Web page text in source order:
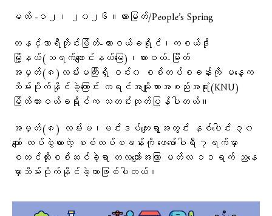
မတ် -၁၂၊ ၂၀၂၆။ထားမြတ်/People’s Spring
တနင်္သာရီတိုင်းမြိတ်-ထားဝယ်ခရိုင်၊ကစယ်ဒို
မြို့နယ်(သရက်ချောင်းနယ်မြေ)၊ထားဝယ်-မြိတ်
အမှတ်(၈)လမ်းမကြီးရှိ ဝင်း၀ စစ်တပ်စခန်းကို မနေ့က
သိမ်းပိုက်နိုင်ခဲ့ကြောင်း ကရင်အမျိုးသားအစည်းအရုံး(KNU)
မြိတ်ထားဝယ်ခရိုင်က သတင်းထုတ်ပြန်ပါတယ်။
အမှတ်(၈) လမ်းမ၊မင်းဒပ်ကျေးရွာအတွင်း နှစ်ပေါင်း ၃၀
ကျော် တပ်စွဲထားတဲ့ စစ်တပ်စခန်းကို ဖေဖော်ဝါရီ ၇ရက်မှာ
စတင်ထိုးစစ်ဆင်ခဲ့ရာ တလကျော်အကြာ မတ်လ ၁၁ရက် ညနေ
မှာသိမ်းပိုက်နိုင်ခဲ့တာဖြစ်ပါတယ်။